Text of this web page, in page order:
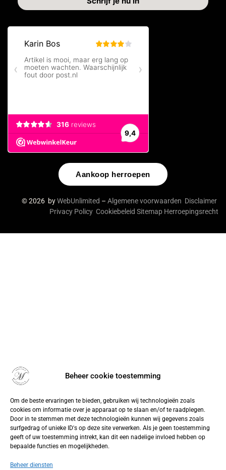
Beheer cookie toestemming
Om de beste ervaringen te bieden, gebruiken wij technologieën zoals
cookies om informatie over je apparaat op te slaan en/of te raadplegen.
Door in te stemmen met deze technologieën kunnen wij gegevens zoals
surfgedrag of unieke ID's op deze site verwerken. Als je geen toestemming
geeft of uw toestemming intrekt, kan dit een nadelige invloed hebben op
bepaalde functies en mogelijkheden.
Beheer diensten
Aankoop herroepen
© 2026 byWebUnlimited – Algemene voorwaarden Disclaimer
Privacy Policy Cookiebeleid Sitemap Herroepingsrecht